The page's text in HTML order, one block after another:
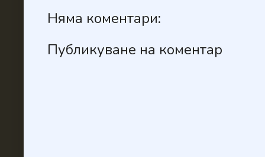
Няма коментари:
Публикуване на коментар